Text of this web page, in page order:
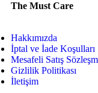
The Must Care
Hakkımızda
İptal ve İade Koşulları
Mesafeli Satış
Gizlilik Politikası
İletişim